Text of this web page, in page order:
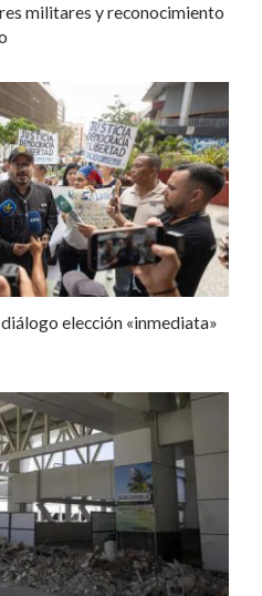
militares y reconocimiento
elección «inmediata»